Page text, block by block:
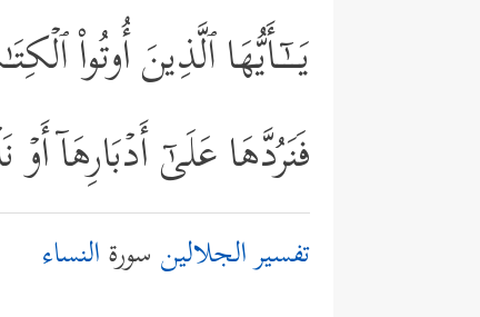
یَــٰۤـأَیُّهَا ٱلَّذِینَ
فَنَرُدَّهَا عَلَىٰۤ أَدۡبَارِهَاۤ
تفسير الجلالين سورةالنساء